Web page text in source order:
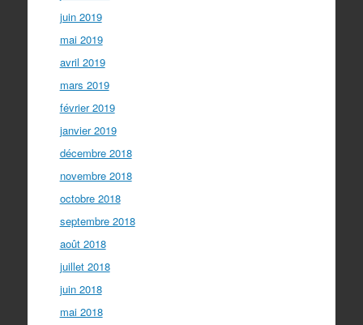
juin 2019
mai 2019
avril 2019
mars 2019
février 2019
janvier 2019
décembre 2018
novembre 2018
octobre 2018
septembre 2018
août 2018
juillet 2018
juin 2018
mai 2018